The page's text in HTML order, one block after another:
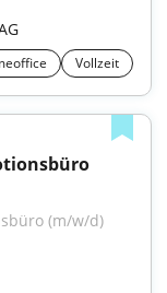
Vollzeit
(m/w/d)